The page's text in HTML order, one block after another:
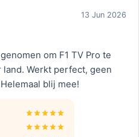
13 Jun 2026
om F1 TV Pro te
Werkt perfect, geen
blij mee!